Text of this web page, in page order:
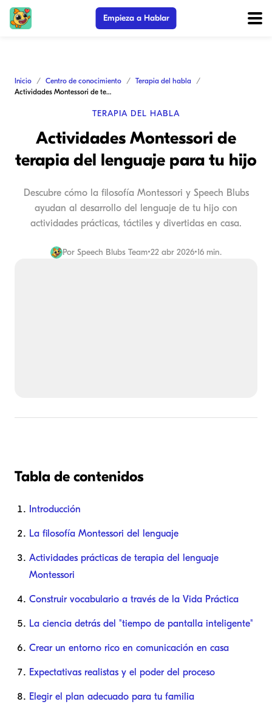
Empieza a Hablar
Inicio Centro de conocimiento
Terapia del habla
Actividades Montessori de terapia del lenguaje para tu hijo
TERAPIA DEL HABLA
Actividades Montessori de
terapia del lenguaje para tu hijo
Descubre cómo la filosofía Montessori y Speech Blubs
ayudan al desarrollo del lenguaje de tu hijo con
actividades prácticas, táctiles y divertidas en casa.
Por Speech Blubs Team•22 abr 2026•16 min.
Tabla de contenidos
Introducción
La filosofía Montessori del lenguaje
Actividades prácticas de terapia del lenguaje
Montessori
Construir vocabulario a través de la Vida Práctica
La ciencia detrás del "tiempo de pantalla inteligente"
Crear un entorno rico en comunicación en casa
Expectativas realistas y el poder del proceso
Elegir el plan adecuado para tu familia